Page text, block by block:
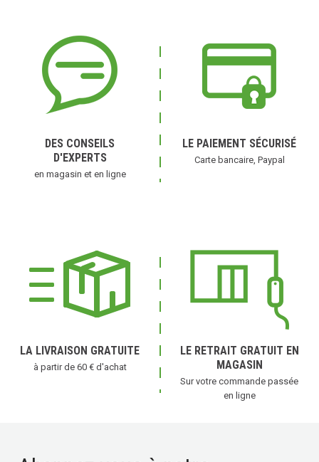
DES CONSEILS
D'EXPERTS
en magasin et en ligne
LE PAIEMENT SÉCURISÉ
Carte bancaire, Paypal
LA LIVRAISON GRATUITE
à partir de 60 € d'achat
LE RETRAIT GRATUIT EN
MAGASIN
Sur votre commande passée
en ligne